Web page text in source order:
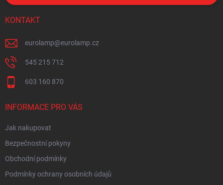
KONTAKT
eurolamp@eurolamp.cz
545 215 712
603 160 870
INFORMACE PRO VÁS
Jak nakupovat
Bezpečnostní pokyny
Obchodní podmínky
Podmínky ochrany osobních údajů